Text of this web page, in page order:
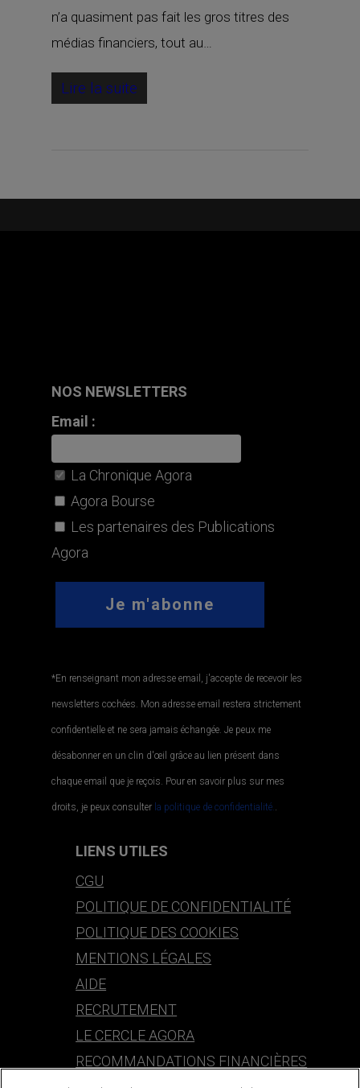
n’a quasiment pas fait les gros titres des
médias financiers, tout au…
Lire la suite
NOS NEWSLETTERS
Email :
La Chronique Agora
Agora Bourse
Les partenaires des Publications
Agora
*En renseignant mon adresse email, j'accepte de recevoir les
newsletters cochées. Mon adresse email restera strictement
confidentielle et ne sera jamais échangée. Je peux me
désabonner en un clin d'œil grâce au lien présent dans
chaque email que je reçois. Pour en savoir plus sur mes
droits, je peux consulter la politique de confidentialité..
LIENS UTILES
CGU
POLITIQUE DE CONFIDENTIALITÉ
POLITIQUE DES COOKIES
MENTIONS LÉGALES
AIDE
RECRUTEMENT
LE CERCLE AGORA
RECOMMANDATIONS FINANCIÈRES